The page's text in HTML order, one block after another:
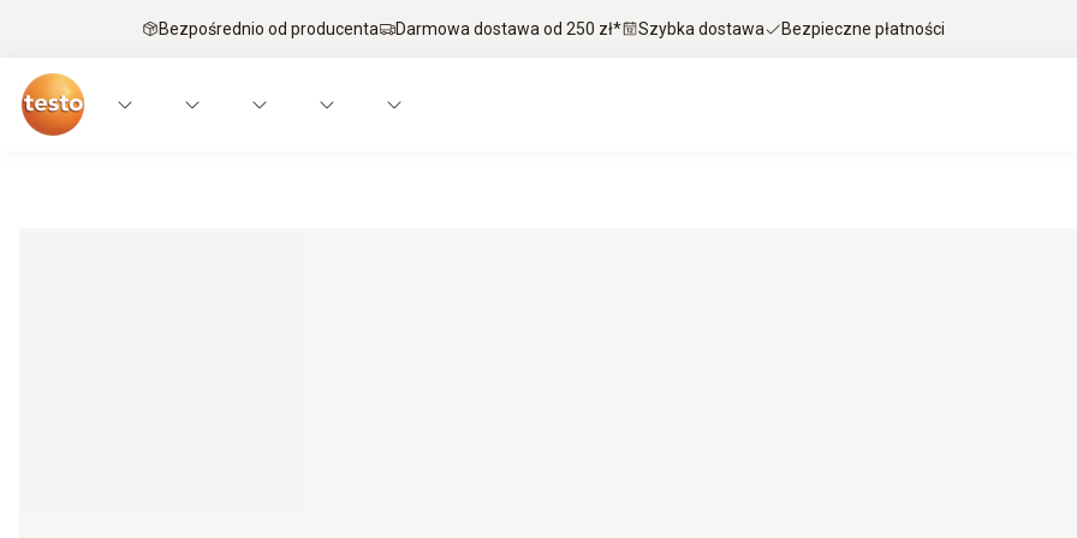
Bezpośrednio od producenta Darmowa dostawa od 250 zł* Szybka dostawa Bezpieczne płatności